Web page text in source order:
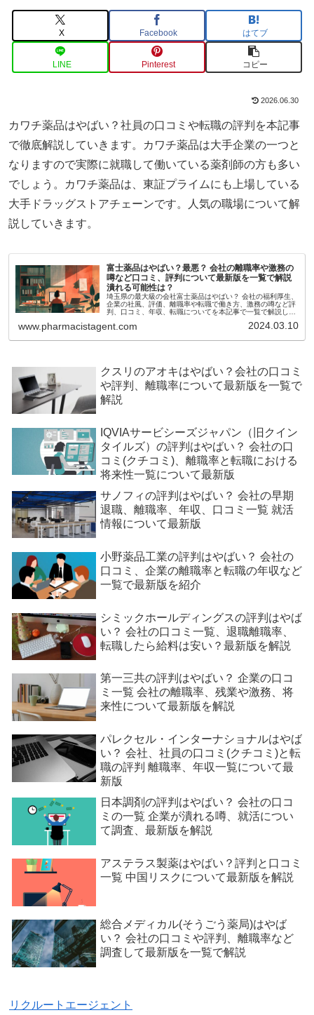
X Facebook はてブ
LINE Pinterest コピー
2026.06.30
カワチ薬品はやばい？社員の口コミや転職の評判を本記事
で徹底解説していきます。カワチ薬品は大手企業の一つと
なりますので実際に就職して働いている薬剤師の方も多い
でしょう。カワチ薬品は、東証プライムにも上場している
大手ドラッグストアチェーンです。人気の職場について解
説していきます。
富士薬品はやばい？最悪？ 会社の離職率や激務の
噂など口コミ、評判について最新版を一覧で解説
潰れる可能性は？
埼玉県の最大級の会社富士薬品はやばい？ 会社の福利厚生、
企業の社風、評価、離職率や転職で働き方、激務の噂など評
判、口コミ、年収、転職についてを本記事で一覧で解説して
剤師が就業しております。富士薬品の評判についてインター
しますがこれは本当なのでしょうか？
www.pharmacistagent.com 2024.03.10
クスリのアオキはやばい？会社の口コミ
や評判、離職率について最新版を一覧で
解説
IQVIAサービシーズジャパン（旧クイン
タイルズ）の評判はやばい？ 会社の口
コミ(クチコミ)、離職率と転職における
将来性一覧について最新版
サノフィの評判はやばい？ 会社の早期
退職、離職率、年収、口コミ一覧 就活
情報について最新版
小野薬品工業の評判はやばい？ 会社の
口コミ、企業の離職率と転職の年収など
一覧で最新版を紹介
シミックホールディングスの評判はやば
い？ 会社の口コミ一覧、退職離職率、
転職したら給料は安い？最新版を解説
第一三共の評判はやばい？ 企業の口コ
ミ一覧 会社の離職率、残業や激務、将
来性について最新版を解説
パレクセル・インターナショナルはやば
い？ 会社、社員の口コミ(クチコミ)と転
職の評判 離職率、年収一覧について最
新版
日本調剤の評判はやばい？ 会社の口コ
ミの一覧 企業が潰れる噂、就活につい
て調査、最新版を解説
アステラス製薬はやばい？評判と口コミ
一覧 中国リスクについて最新版を解説
総合メディカル(そうごう薬局)はやば
い？ 会社の口コミや評判、離職率など
調査して最新版を一覧で解説
リクルートエージェント